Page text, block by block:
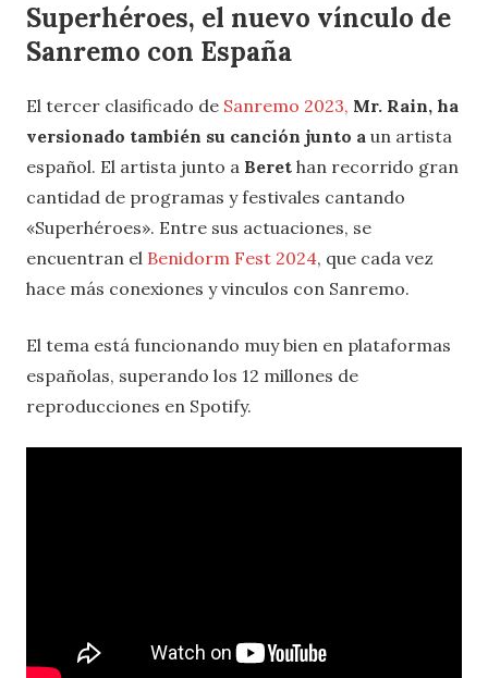
Superhéroes, el nuevo vínculo de
Sanremo con España
El tercer clasificado de Sanremo 2023, Mr. Rain, ha
versionado también su canción junto a un artista
español. El artista junto a Beret han recorrido gran
cantidad de programas y festivales cantando
«Superhéroes». Entre sus actuaciones, se
encuentran el Benidorm Fest 2024, que cada vez
hace más conexiones y vinculos con Sanremo.
El tema está funcionando muy bien en plataformas
españolas, superando los 12 millones de
reproducciones en Spotify.